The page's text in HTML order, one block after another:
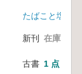
たばこと塩の
新刊 在庫なし
古書 1 点